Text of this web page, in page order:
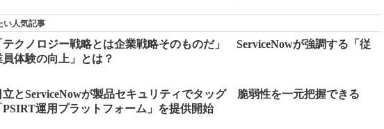
い人気記事
テクノロジー戦略とは企業戦略そのものだ」 ServiceNowが強調する「従
員体験の向上」とは？
立とServiceNowが製品セキュリティでタッグ 脆弱性を一元把握できる
PSIRT運用プラットフォーム」を提供開始